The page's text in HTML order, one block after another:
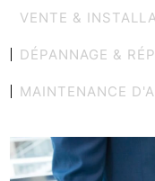
VENTE &
DÉPANNAGE &
MAINTENANCE